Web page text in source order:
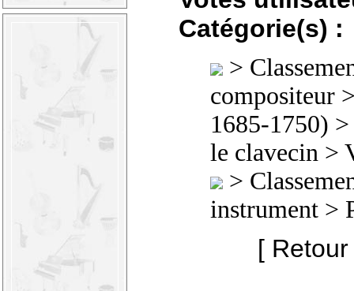
Catégorie(s) :
>
compositeur
1685-1750)
le clavecin >
>
instrument >
[